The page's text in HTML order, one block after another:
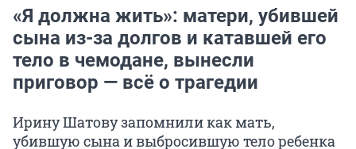
«Я должна жить»: матери, убившей
сына из-за долгов и катавшей его
тело в чемодане, вынесли
приговор — всё о трагедии
Ирину Шатову запомнили как мать,
убившую сына и выбросившую тело ребенка